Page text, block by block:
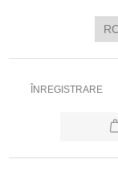
ÎNREGISTRARE